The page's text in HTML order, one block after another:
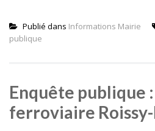
Publié dans Informations Mairie
publique
Enquête publique
ferroviaire